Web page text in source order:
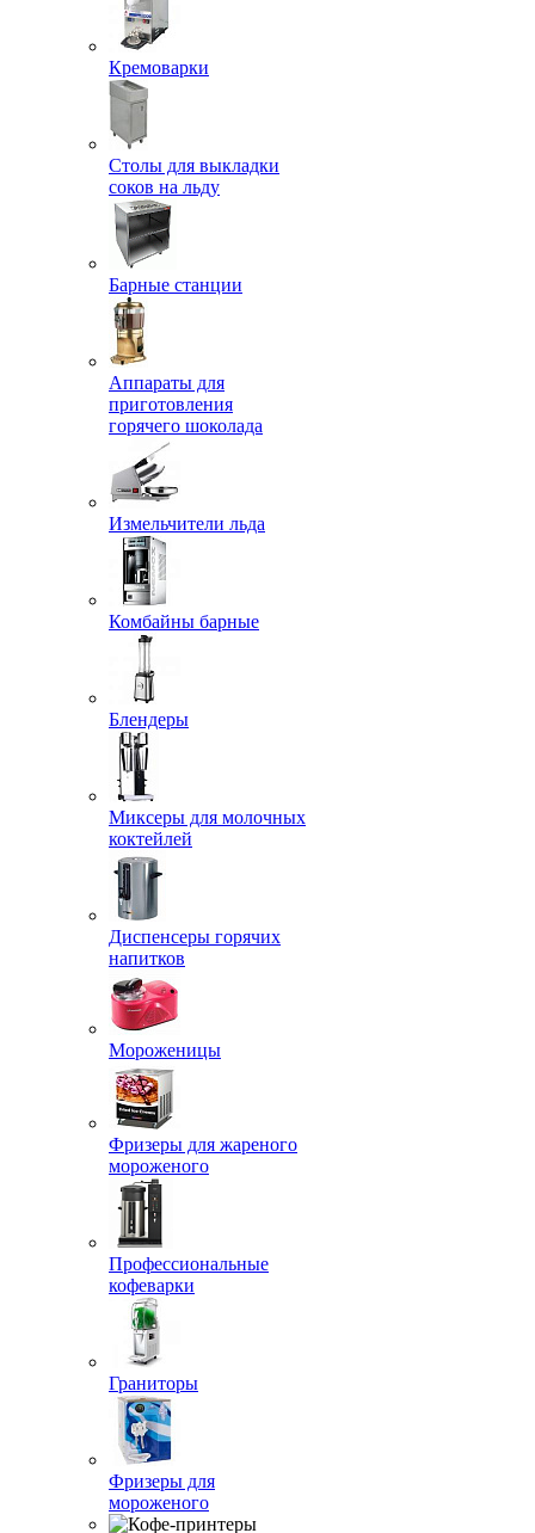
Кремоварки
Столы для выкладки
соков на льду
Барные станции
Аппараты для
приготовления
горячего шоколада
Измельчители льда
Комбайны барные
Блендеры
Миксеры для молочных
коктейлей
Диспенсеры горячих
напитков
Мороженицы
Фризеры для жареного
мороженого
Профессиональные
кофеварки
Граниторы
Фризеры для
мороженого